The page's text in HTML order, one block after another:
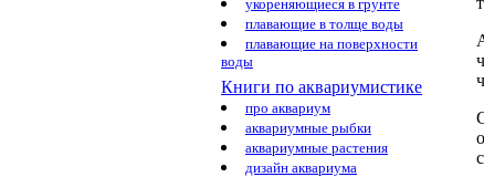
укореняющиеся в грунте
плавающие в толще воды
плавающие на поверхности
воды
Книги по аквариумистике
про аквариум
аквариумные рыбки
аквариумные растения
дизайн аквариума